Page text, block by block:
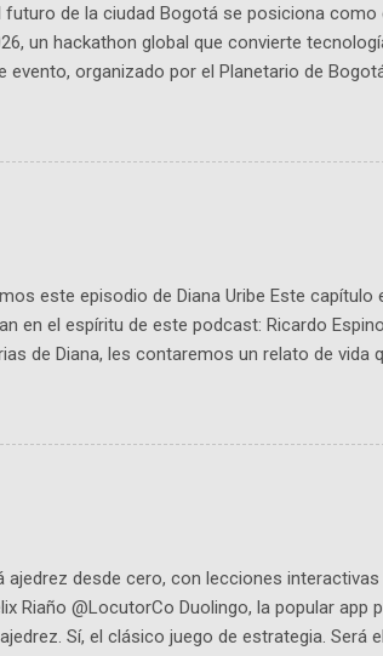
de la ciudad Bogotá se posiciona como
un hackathon global que convierte
organizado por el Planetario de
Bogotá ActInSpace es una competencia
basadas en tecnologías espaciales
a las 10:00 a. m. en el Planetario (calle 26B
este episodio de Diana Uribe Este capítulo
en el espíritu de este podcast: Ricardo
de Diana, les contaremos un relato de vida
viviente que encarna una joven librera de
que parecía sacado directamente de
los cómics, las novelas y los libros reunidos
¡Síguenos en nuestras Redes Sociales!
ajedrez desde cero, con lecciones
Riaño @LocutorCo Duolingo, la popular app
Sí, el clásico juego de estrategia. Será